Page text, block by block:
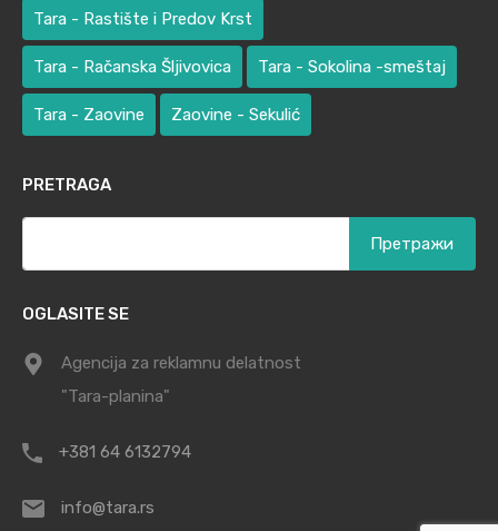
Tara - Rastište i Predov Krst
Tara - Račanska Šljivovica Tara - Sokolina -smeštaj
Tara - Zaovine Zaovine - Sekulić
PRETRAGA
OGLASITE SE
Agencija za reklamnu delatnost
"Tara-planina"
+381 64 6132794
info@tara.rs